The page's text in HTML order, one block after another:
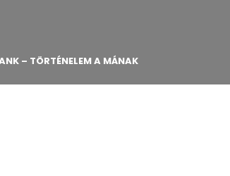
– TÖRTÉNELEM A MÁNAK